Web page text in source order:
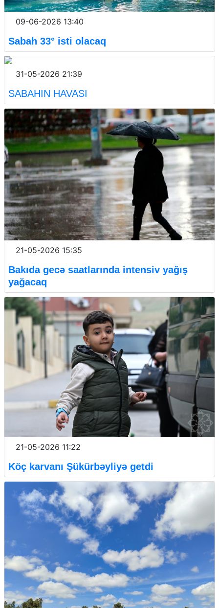
09-06-2026 13:40
Sabah 33° isti olacaq
31-05-2026 21:39
SABAHIN HAVASI
21-05-2026 15:35
Bakıda gecə saatlarında intensiv yağış
yağacaq
21-05-2026 11:22
Köç karvanı Şükürbəyliyə getdi